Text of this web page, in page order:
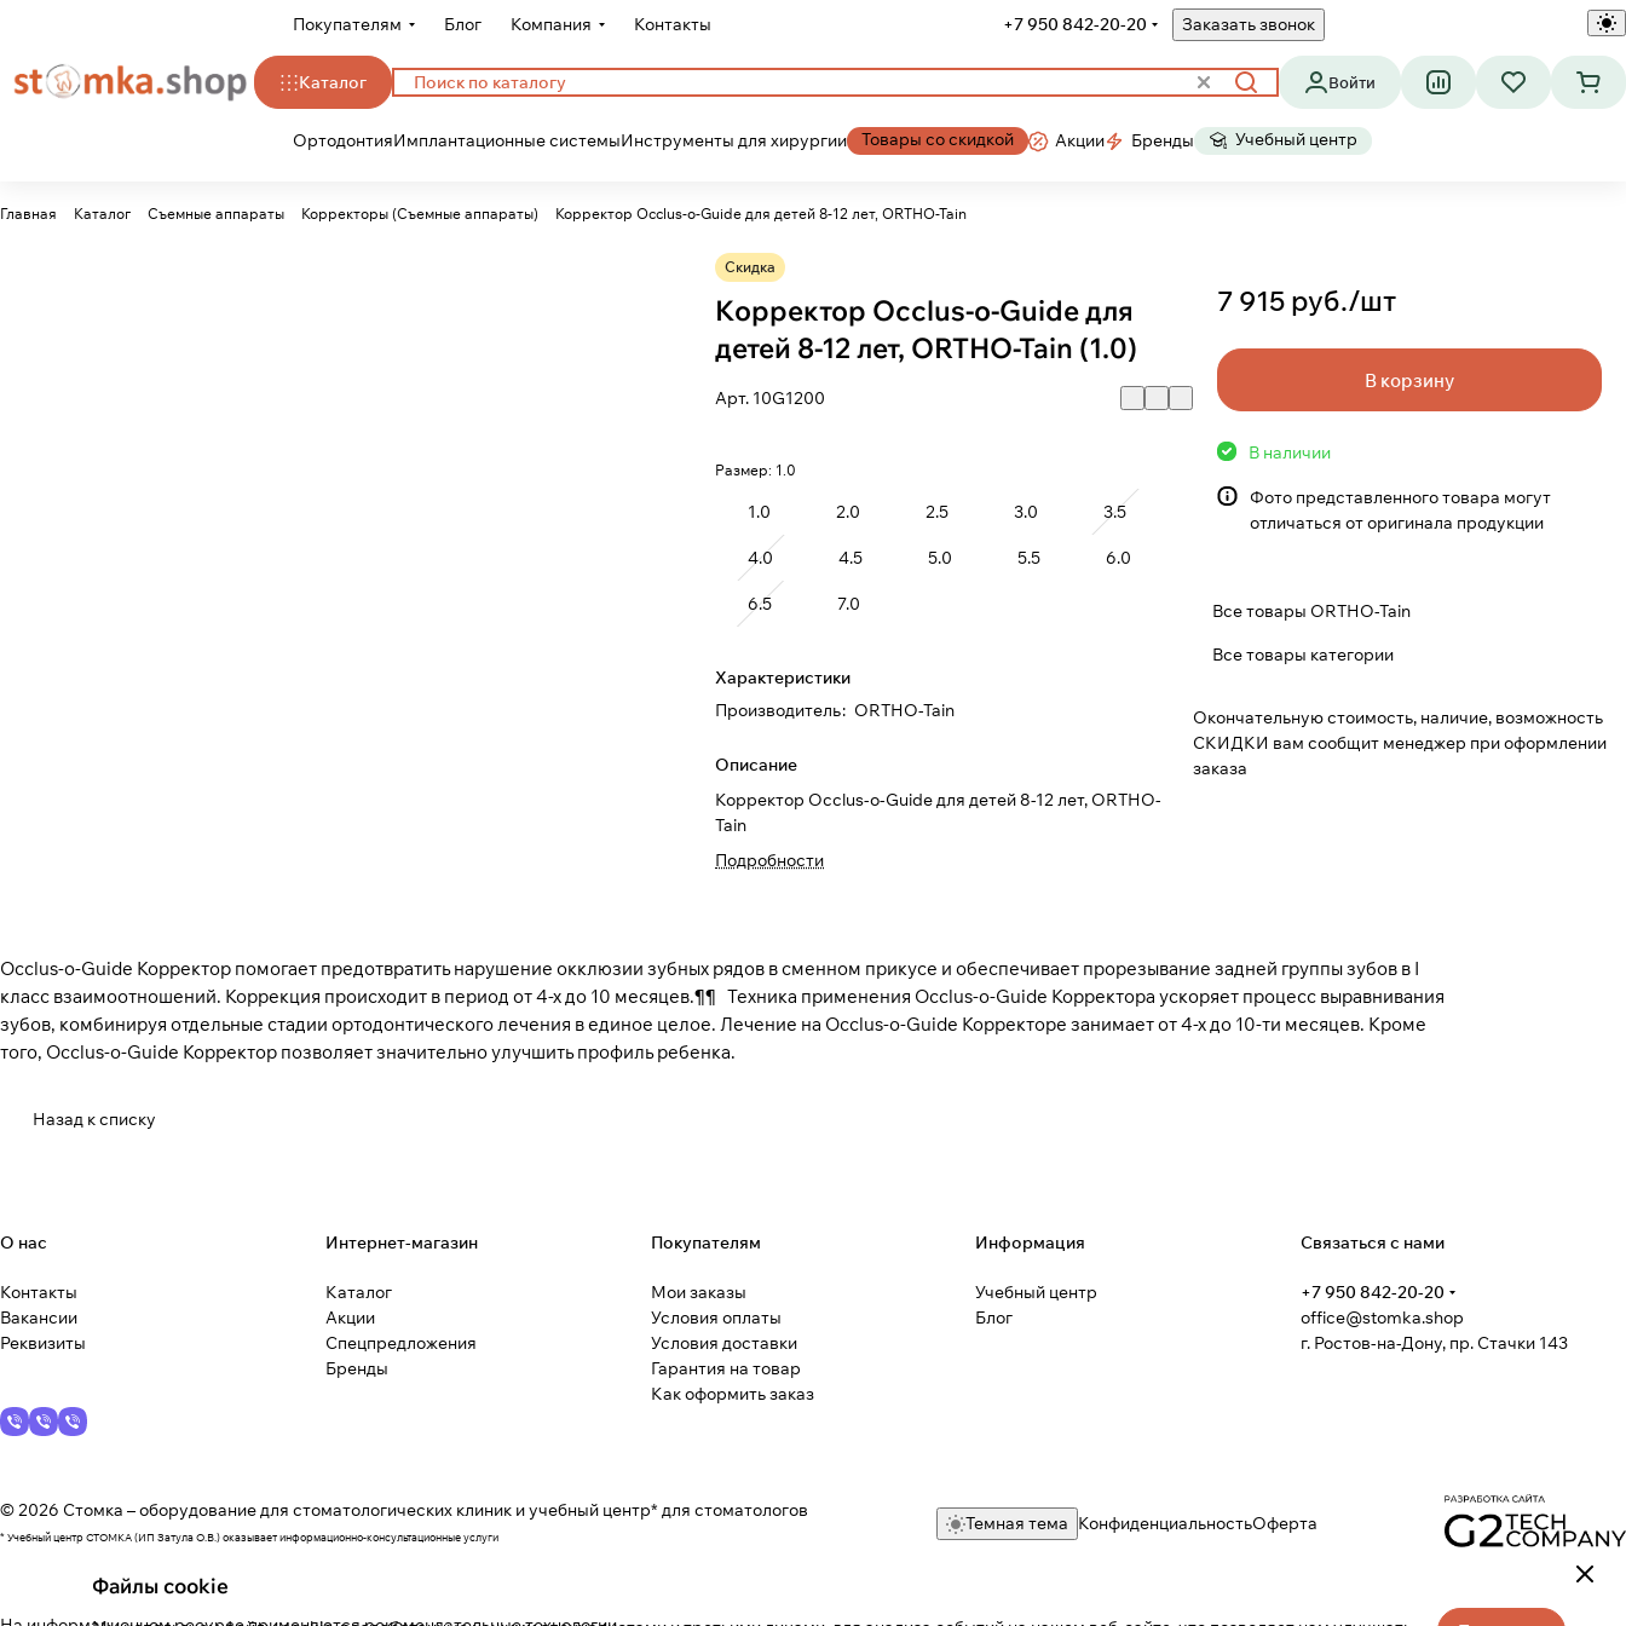
Покупателям Блог Компания Контакты +7 950 842-20-20 Заказать звонок
Каталог Войти
ОртодонтияИмплантационные системыИнструменты для хирургии Товары со скидкой Акции Бренды Учебный центр
Главная Каталог Съемные аппараты Корректоры (Съемные аппараты) Корректор Occlus-o-Guide для детей 8-12 лет, ORTHO-Tain
Скидка
Корректор Occlus-o-Guide для
детей 8-12 лет, ORTHO-Tain (1.0)
Арт. 10G1200
Размер: 1.0
1.0 2.0 2.5 3.0 3.5
4.0 4.5 5.0 5.5 6.0
6.5 7.0
Характеристики
Производитель: ORTHO-Tain
Описание
Корректор Occlus-o-Guide для детей 8-12 лет, ORTHO-
Tain
Подробности
7 915 руб./шт
В корзину
В наличии
Фото представленного товара могут
отличаться от оригинала продукции
Все товары ORTHO-Tain
Все товары категории
Окончательную стоимость, наличие, возможность
СКИДКИ вам сообщит менеджер при оформлении
заказа
Occlus-o-Guide Корректор помогает предотвратить нарушение окклюзии зубных рядов в сменном прикусе и обеспечивает прорезывание задней группы зубов в I
класс взаимоотношений. Коррекция происходит в период от 4-х до 10 месяцев.¶¶ Техника применения Occlus-o-Guide Корректора ускоряет процесс выравнивания
зубов, комбинируя отдельные стадии ортодонтического лечения в единое целое. Лечение на Occlus-o-Guide Корректоре занимает от 4-х дo 10-ти месяцев. Кроме
того, Occlus-o-Guide Корректор позволяет значительно улучшить профиль ребенка.
Назад к списку
О нас
Контакты
Вакансии
Реквизиты
Интернет-магазин
Каталог
Акции
Спецпредложения
Бренды
Покупателям
Мои заказы
Условия оплаты
Условия доставки
Гарантия на товар
Как оформить заказ
Информация
Учебный центр
Блог
Связаться с нами
+7 950 842-20-20
office@stomka.shop
г. Ростов-на-Дону, пр. Стачки 143
© 2026 Стомка – оборудование для стоматологических клиник и учебный центр* для стоматологов
* Учебный центр СТОМКА (ИП Затула О.В.) оказывает информационно-консультационные услуги
Темная тема КонфиденциальностьОферта
Файлы cookie